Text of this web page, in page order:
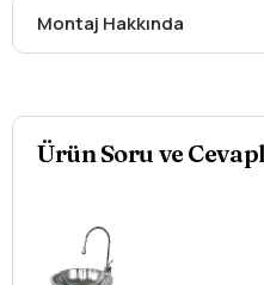
mesafelere göre değişiklik
Kargo teslimatlarında
yazdırmanız
Montaj Hakkında
Ürün Soru ve